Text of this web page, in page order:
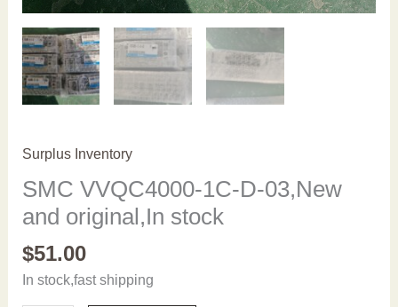
Surplus Inventory
SMC VVQC4000-1C-D-03,New
and original,In stock
$51.00
In stock,fast shipping